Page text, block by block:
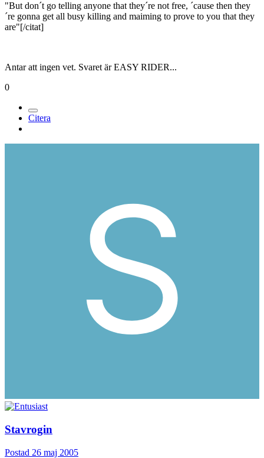
"But don´t go telling anyone that they´re not free, ´cause then they
´re gonna get all busy killing and maiming to prove to you that they
are"[/citat]
Antar att ingen vet. Svaret är EASY RIDER...
0
Citera
Stavrogin
Postad 26 maj 2005